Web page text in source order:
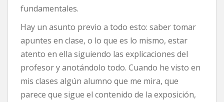
fundamentales.
Hay un asunto previo a todo esto: saber tomar
apuntes en clase, o lo que es lo mismo, estar
atento en ella siguiendo las explicaciones del
profesor y anotándolo todo. Cuando he visto en
mis clases algún alumno que me mira, que
parece que sigue el contenido de la exposición,